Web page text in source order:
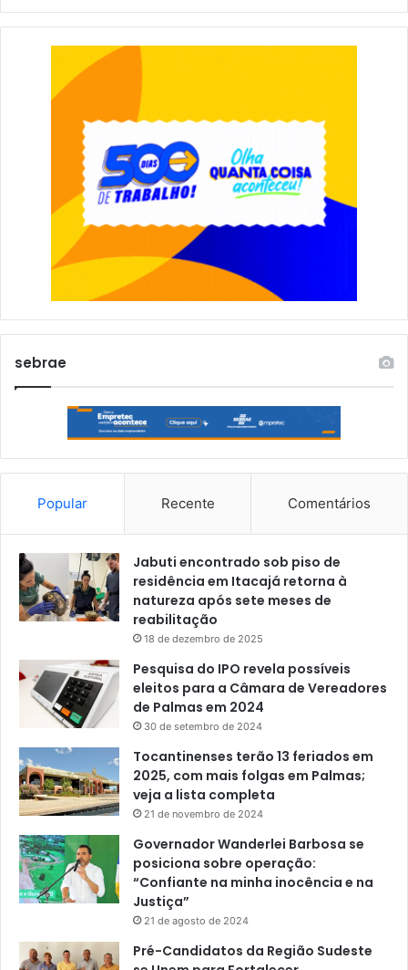
sebrae
Popular Recente Comentários
Jabuti encontrado sob piso de
residência em Itacajá retorna à
natureza após sete meses de
reabilitação
18 de dezembro de 2025
Pesquisa do IPO revela possíveis
eleitos para a Câmara de Vereadores
de Palmas em 2024
30 de setembro de 2024
Tocantinenses terão 13 feriados em
2025, com mais folgas em Palmas;
veja a lista completa
21 de novembro de 2024
Governador Wanderlei Barbosa se
posiciona sobre operação:
“Confiante na minha inocência e na
Justiça”
21 de agosto de 2024
Pré-Candidatos da Região Sudeste